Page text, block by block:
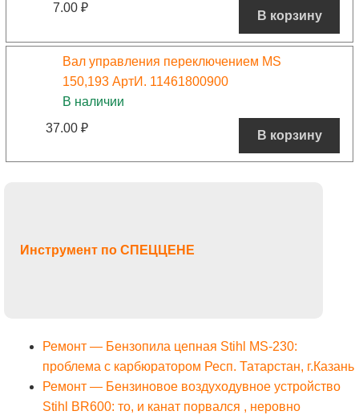
7.00 ₽
В корзину
Вал управления переключением MS
150,193 АртИ. 11461800900
В наличии
37.00 ₽
В корзину
Инструмент по СПЕЦЦЕНЕ
Ремонт — Бензопила цепная Stihl MS-230:
проблема с карбюратором Респ. Татарстан, г.Казань
Ремонт — Бензиновое воздуходувное устройство
Stihl BR600: то, и канат порвался , неровно